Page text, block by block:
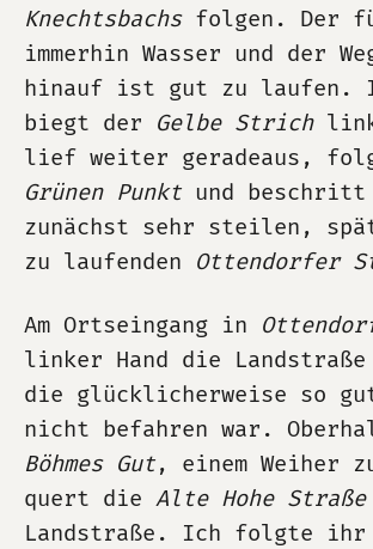
Knechtsbachsfolgen. Der
immerhin Wasser und der
hinauf ist gut zu laufen.
biegt der Gelbe Strich
lief weiter geradeaus,
Grünen Punkt und beschritt
zunächst sehr steilen,
zu laufenden Ottendorfer
Am Ortseingang in
linker Hand die Landstraße
die glücklicherweise so
nicht befahren war.
Böhmes Gut, einem Weiher
quert die Alte Hohe Straße
Landstraße. Ich folgte ihr